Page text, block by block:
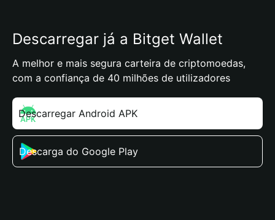
Descarregar já a Bitget Wallet
A melhor e mais segura carteira de criptomoedas,
com a confiança de 40 milhões de utilizadores
Descarregar Android APK
Descarga do Google Play